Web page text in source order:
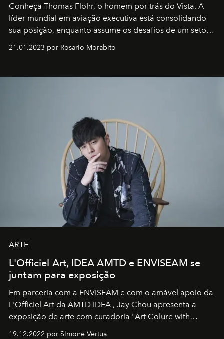
Conheça Thomas Flohr, o homem por trás do Vista. A
líder mundial em aviação executiva está consolidando
sua posição, enquanto assume os desafios de um setor
21.01.2023 por Rosario Morabito
ARTE
L'Officiel Art, IDEA AMTD e ENVISEAM se
juntam para exposição
Em parceria com a ENVISEAM e com o amável apoio da
L'Officiel Art da AMTD IDEA , Jay Chou apresenta a
exposição de arte com curadoria "Art Colure with
19.12.2022 por SImone Vertua